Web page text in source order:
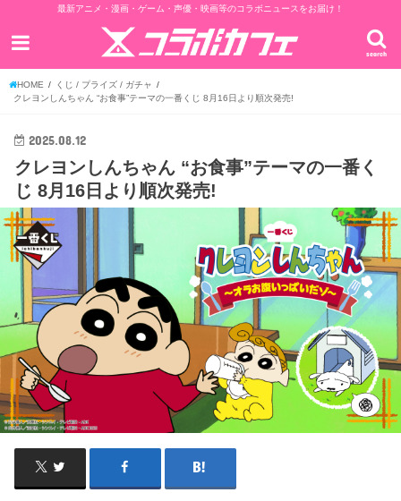
最新アニメ・漫画・ゲーム・声優・映画等のコラボニュースをお届け！
search
HOME
くじ / プライズ / ガチャ
クレヨンしんちゃん “お食事”テーマの一番くじ 8月16日より順次発売!
2025.08.12
クレヨンしんちゃん “お食事”テーマの一番く
じ 8月16日より順次発売!